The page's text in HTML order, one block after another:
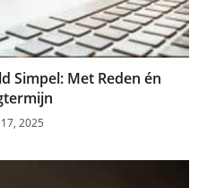
Simpel: Met Reden én
2025